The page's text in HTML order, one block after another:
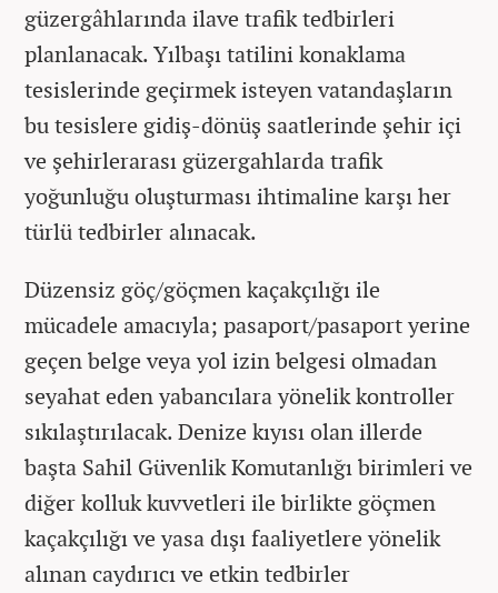
güzergâhlarında ilave trafik tedbirleri
planlanacak. Yılbaşı tatilini konaklama
tesislerinde geçirmek isteyen vatandaşların
bu tesislere gidiş-dönüş saatlerinde şehir içi
ve şehirlerarası güzergahlarda trafik
yoğunluğu oluşturması ihtimaline karşı her
türlü tedbirler alınacak.
Düzensiz göç/göçmen kaçakçılığı ile
mücadele amacıyla; pasaport/pasaport yerine
geçen belge veya yol izin belgesi olmadan
seyahat eden yabancılara yönelik kontroller
sıkılaştırılacak. Denize kıyısı olan illerde
başta Sahil Güvenlik Komutanlığı birimleri ve
diğer kolluk kuvvetleri ile birlikte göçmen
kaçakçılığı ve yasa dışı faaliyetlere yönelik
alınan caydırıcı ve etkin tedbirler